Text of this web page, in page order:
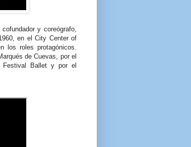
y coreógrafo,
en el City Center of
los roles protagónicos.
de Cuevas, por el
Festival Ballet y por el